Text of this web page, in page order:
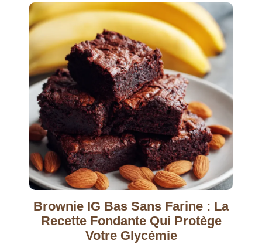
Brownie IG Bas Sans Farine : La
Recette Fondante Qui Protège
Votre Glycémie